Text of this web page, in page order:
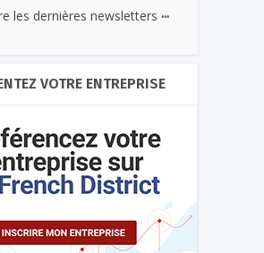
les dernières newsletters ...
VOTRE ENTREPRISE